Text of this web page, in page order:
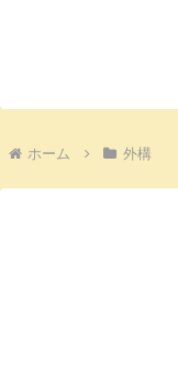
ホーム 外構